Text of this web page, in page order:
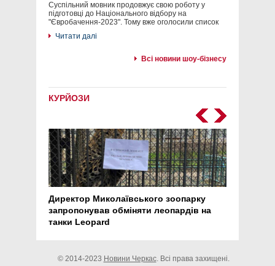
Суспільний мовник продовжує свою роботу у
підготовці до Національного відбору на
"Євробачення-2023". Тому вже оголосили список
Читати далі
Всі новини шоу-бізнесу
КУРЙОЗИ
Директор Миколаївського зоопарку
запропонував обміняти леопардів на
танки Leopard
© 2014-2023 Новини Черкас. Всі права захищені.